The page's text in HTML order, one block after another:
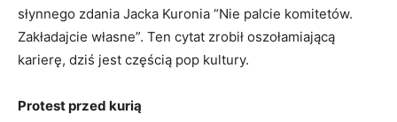
słynnego zdania Jacka Kuronia “Nie palcie komitetów.
Zakładajcie własne”. Ten cytat zrobił oszołamiającą
karierę, dziś jest częścią pop kultury.
Protest przed kurią